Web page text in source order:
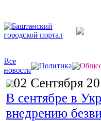
Все
новости
Политика
02 Сентября
В сентябре в
внедрению